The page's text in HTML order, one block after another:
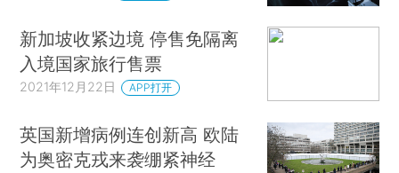
新加坡收紧边境 停售免隔离
入境国家旅行售票
2021年12月22日 APP打开
英国新增病例连创新高 欧陆
为奥密克戎来袭绷紧神经